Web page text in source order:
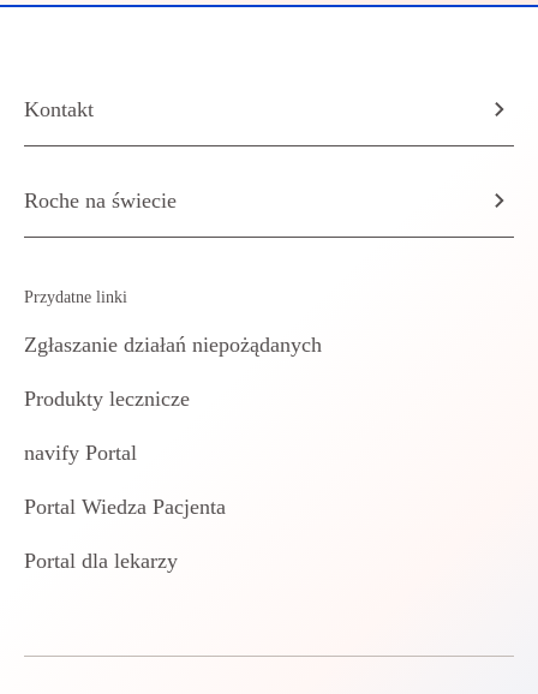
Kontakt
Roche na świecie
Przydatne linki
Zgłaszanie działań niepożądanych
Produkty lecznicze
navify Portal
Portal Wiedza Pacjenta
Portal dla lekarzy